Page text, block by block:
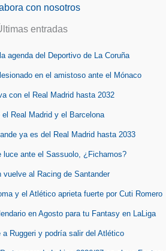
con nosotros
entradas
agenda del Deportivo de La Coruña
en el amistoso ante el Mónaco
con el Real Madrid hasta 2032
el Real Madrid y el Barcelona
ya es del Real Madrid hasta 2033
luce ante el Sassuolo, ¿Fichamos?
vuelve al Racing de Santander
y el Atlético aprieta fuerte por Cuti Romero
en Agosto para tu Fantasy en LaLiga
Ruggeri y podría salir del Atlético